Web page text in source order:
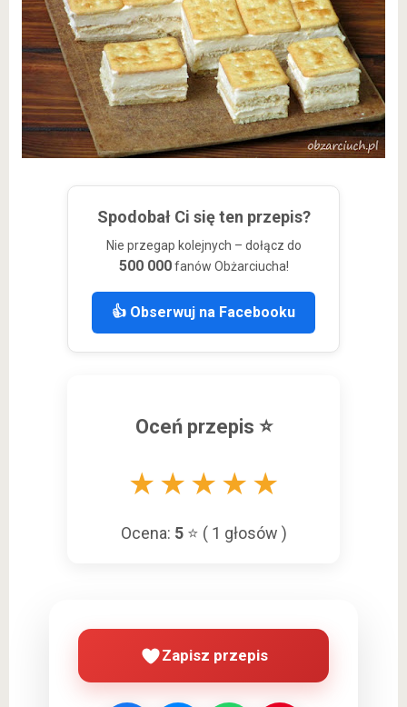
Spodobał Ci się ten przepis?
Nie przegap kolejnych – dołącz do
500 000fanów Obżarciucha!
👍 Obserwuj na Facebooku
Oceń przepis ⭐
★ ★ ★ ★ ★
Ocena: 5⭐ ( 1 głosów )
Zapisz przepis